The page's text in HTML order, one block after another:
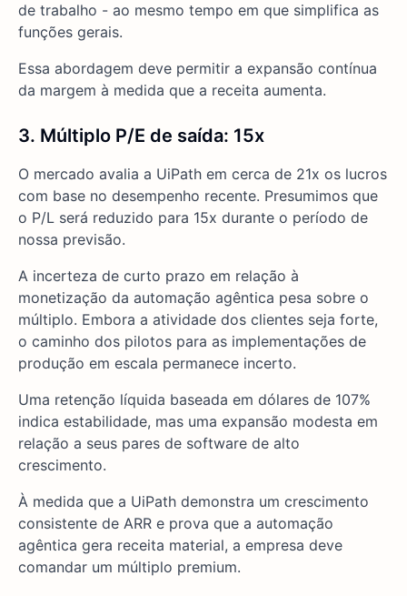
de trabalho - ao mesmo tempo em que simplifica as
funções gerais.
Essa abordagem deve permitir a expansão contínua
da margem à medida que a receita aumenta.
3. Múltiplo P/E de saída: 15x
O mercado avalia a UiPath em cerca de 21x os lucros
com base no desempenho recente. Presumimos que
o P/L será reduzido para 15x durante o período de
nossa previsão.
A incerteza de curto prazo em relação à
monetização da automação agêntica pesa sobre o
múltiplo. Embora a atividade dos clientes seja forte,
o caminho dos pilotos para as implementações de
produção em escala permanece incerto.
Uma retenção líquida baseada em dólares de 107%
indica estabilidade, mas uma expansão modesta em
relação a seus pares de software de alto
crescimento.
À medida que a UiPath demonstra um crescimento
consistente de ARR e prova que a automação
agêntica gera receita material, a empresa deve
comandar um múltiplo premium.